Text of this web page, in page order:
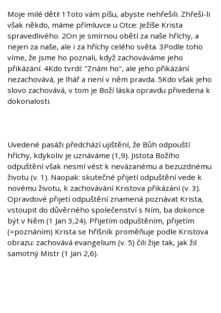
Moje milé děti! 1Toto vám píšu, abyste nehřešili. Zhřeší-li
však někdo, máme přímluvce u Otce: Ježíše Krista
spravedlivého. 2On je smírnou obětí za naše hříchy, a
nejen za naše, ale i za hříchy celého světa. 3Podle toho
víme, že jsme ho poznali, když zachováváme jeho
přikázání. 4Kdo tvrdí: "Znám ho", ale jeho přikázání
nezachovává, je lhář a není v něm pravda. 5Kdo však jeho
slovo zachovává, v tom je Boží láska opravdu přivedena k
dokonalosti.
Uvedené pasáži předchází ujištění, že Bůh odpouští
hříchy, kdykoliv je uznáváme (1,9). Jistota Božího
odpuštění však nesmí vést k nevázanému a bezuzdnému
životu (v. 1). Naopak: skutečné přijetí odpuštění vede k
novému životu, k zachovávání Kristova přikázání (v. 3).
Opravdové přijetí odpuštění znamená poznávat Krista,
vstoupit do důvěrného společenství s Ním, ba dokonce
být v Něm (1 Jan 3,24). Přijetím odpuštěním, přijetím
(=poznáním) Krista se hříšník proměňuje podle Kristova
obrazu: zachovává evangelium (v. 5) čili žije tak, jak žil
samotný Mistr (1 Jan 2,6).